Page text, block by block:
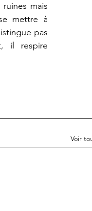
mais
mettre à
pas
il respire
Voir